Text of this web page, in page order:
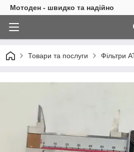
Мотоден - швидко та надійно
Товари та послуги Фільтри